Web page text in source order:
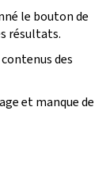
le bouton de
résultats.
des
et manque de